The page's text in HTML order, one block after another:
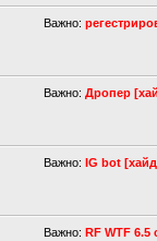
Важно:
Важно: Дропер
Важно: IG bot
Важно: RF WTF 6.5